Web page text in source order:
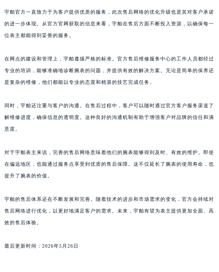
宇舶官方一直致力于为客户提供优质的服务，此次售后网络的优化升级也是其对客户承诺
的进一步体现。从官方官网获取的信息来看，宇舶在售后方面不断投入资源，以确保每一
位表主都能得到妥善的服务。
在网点的建设和管理上，宇舶遵循严格的标准。官方售后维修服务中心的工作人员都经过
专业的培训，能够准确地诊断腕表的问题，并提供有效的解决方案。无论是简单的保养还
是复杂的维修，他们都能以专业的态度和精湛的技艺完成任务。
同时，宇舶还注重与客户的沟通。在售后过程中，客户可以随时通过官方客户服务渠道了
解维修进度，确保信息的透明度。这种良好的沟通机制有助于增强客户对品牌的信任和满
意度。
对于宇舶表主来说，完善的售后网络意味着他们的腕表能够得到及时、有效的维护。即使
在偏远地区，也能通过服务点享受到优质的售后保障。这不仅延长了腕表的使用寿命，也
提升了腕表的价值。
宇舶的售后体系还在不断发展和完善。随着技术的进步和市场需求的变化，官方会持续对
售后网络进行优化，以更好地满足客户的需求。未来，宇舶有望为表主提供更加全面、高
效的售后体验。
最后更新时间：2026年5月26日